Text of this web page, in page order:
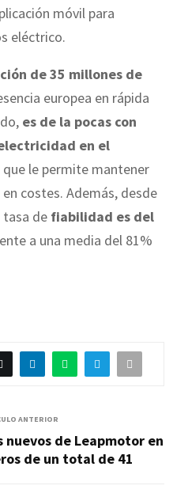
móvil para
eléctrico.
de 35 millones de
europea en rápida
es de la pocas con
en el
que le permite mantener
costes. Además, desde
tasa de fiabilidad es del
a una media del 81%
ANTERIOR
nuevos de Leapmotor en
de un total de 41